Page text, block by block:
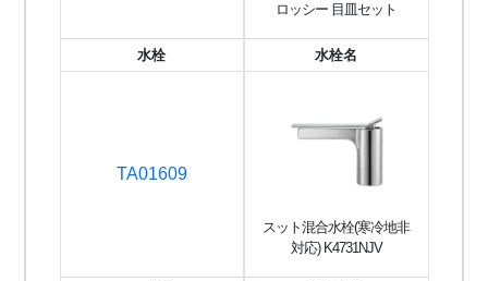
ロッシー 目皿セット
水栓
TA01609
水栓名
スット混合水栓(寒冷地非
対応) K4731NJV